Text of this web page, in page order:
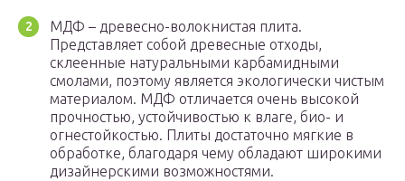
МДФ – древесно-волокнистая плита.
Представляет собой древесные отходы,
склеенные натуральными карбамидными
смолами, поэтому является экологически чистым
материалом. МДФ отличается очень высокой
прочностью, устойчивостью к влаге, био- и
огнестойкостью. Плиты достаточно мягкие в
обработке, благодаря чему обладают широкими
дизайнерскими возможностями.